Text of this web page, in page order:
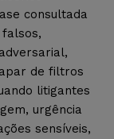
consultada
de filtros
litigantes
urgência
sensíveis,